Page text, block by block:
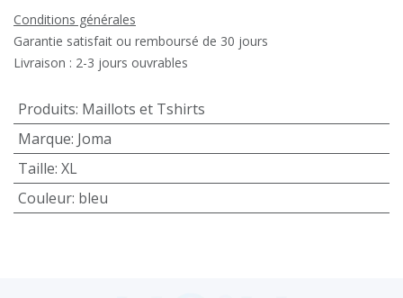
Conditions générales
Garantie satisfait ou remboursé de 30 jours
Livraison : 2-3 jours ouvrables
Produits: Maillots et Tshirts
Marque: Joma
Taille: XL
Couleur: bleu